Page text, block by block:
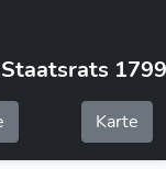
Karte